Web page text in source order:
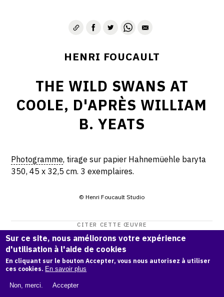
HENRI FOUCAULT
THE WILD SWANS AT
COOLE, D'APRÈS WILLIAM
B. YEATS
Photogramme, tirage sur papier Hahnemüehle baryta
350, 45 x 32,5 cm. 3 exemplaires.
© Henri Foucault Studio
CITER CETTE ŒUVRE
Henri Foucault,The Wild Swans at Coole, d'après William B.
Yeats.
Catalogue raisonné Henri Foucault , OAM.
Sur ce site, nous améliorons votre expérience
d'utilisation à l'aide de cookies
En cliquant sur le bouton Accepter, vous nous autorisez à utiliser
ces cookies. En savoir plus
Non, merci. Accepter